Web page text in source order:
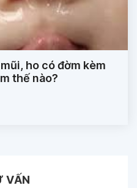
ho có đờm kèm
thế nào?
VẤN